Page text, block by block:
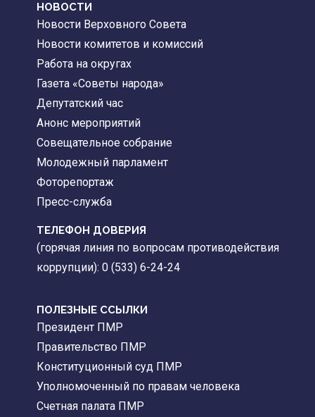
НОВОСТИ
Новости Верховного Совета
Новости комитетов и комиссий
Работа на округах
Газета «Советы народа»
Депутатский час
Анонс мероприятий
Совещательное собрание
Молодежный парламент
Фоторепортаж
Пресс-служба
ТЕЛЕФОН ДОВЕРИЯ
(горячая линия по вопросам противодействия
коррупции): 0 (533) 6-24-24
ПОЛЕЗНЫЕ ССЫЛКИ
Президент ПМР
Правительство ПМР
Конституционный суд ПМР
Уполномоченный по правам человека
Счетная палата ПМР